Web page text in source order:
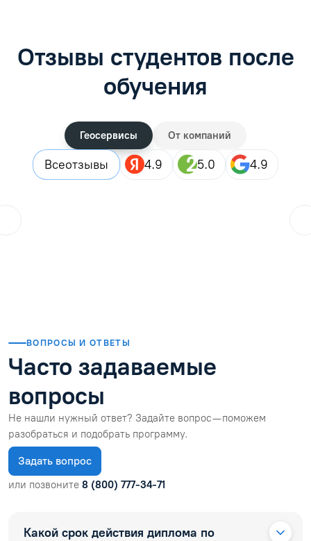
Отзывы студентов после
обучения
Геосервисы От компаний
Всеотзывы 4.9 5.0 4.9
ВОПРОСЫ И ОТВЕТЫ
Часто задаваемые
вопросы
Не нашли нужный ответ? Задайте вопрос — поможем
разобраться и подобрать программу.
Задать вопрос
или позвоните 8 (800) 777-34-71
Какой срок действия диплома по